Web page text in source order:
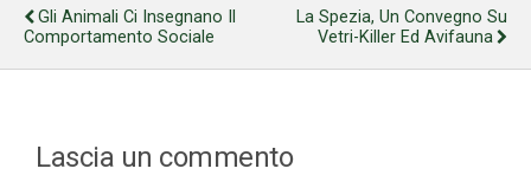
Gli Animali Ci Insegnano Il
Comportamento Sociale
La Spezia, Un Convegno Su
Vetri-Killer Ed Avifauna
Lascia un commento